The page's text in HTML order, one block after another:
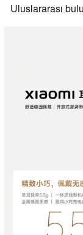
Uluslararası